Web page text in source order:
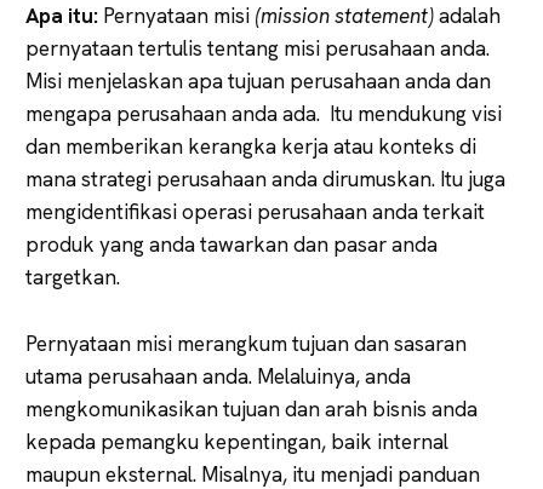
Apa itu: Pernyataan misi (mission statement)adalah
pernyataan tertulis tentang misi perusahaan anda.
Misi menjelaskan apa tujuan perusahaan anda dan
mengapa perusahaan anda ada. Itu mendukung visi
dan memberikan kerangka kerja atau konteks di
mana strategi perusahaan anda dirumuskan. Itu juga
mengidentifikasi operasi perusahaan anda terkait
produk yang anda tawarkan dan pasar anda
targetkan.
Pernyataan misi merangkum tujuan dan sasaran
utama perusahaan anda. Melaluinya, anda
mengkomunikasikan tujuan dan arah bisnis anda
kepada pemangku kepentingan, baik internal
maupun eksternal. Misalnya, itu menjadi panduan